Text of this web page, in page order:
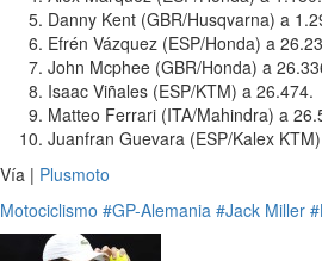
Danny Kent (GBR/Husqvarna) a
Efrén Vázquez (ESP/Honda) a
John Mcphee (GBR/Honda) a
Isaac Viñales (ESP/KTM) a 26.474.
Matteo Ferrari (ITA/Mahindra) a
Juanfran Guevara (ESP/Kalex
Vía | Plusmoto
Motociclismo #GP-Alemania #Jack Miller